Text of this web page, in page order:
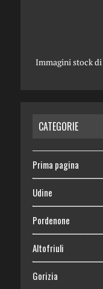
Immagini stock di
CATEGORIE
Prima pagina
Udine
Pordenone
Altofriuli
Gorizia